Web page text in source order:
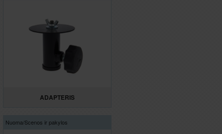
ADAPTERIS
Nuoma/Scenos ir pakylos